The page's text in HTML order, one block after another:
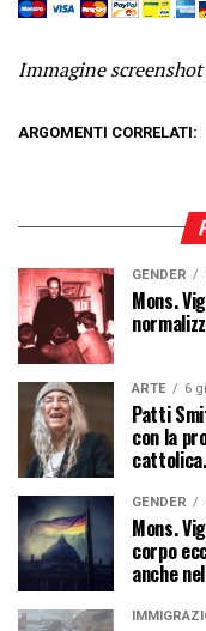
Immagine
ARGOMENTI CORRELATI:
GENDER
Mons.
ARTE 6
Patti
con la
GENDER
Mons.
corpo
anche